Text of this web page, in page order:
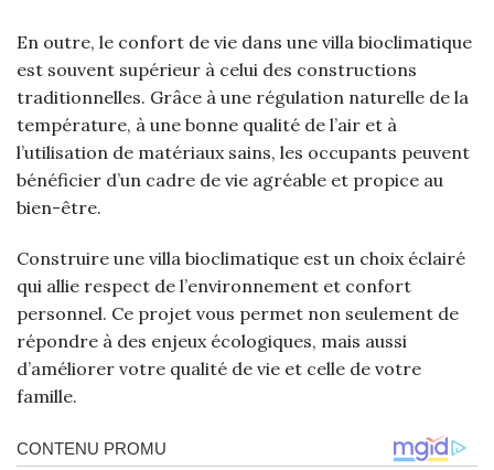
En outre, le confort de vie dans une villa bioclimatique
est souvent supérieur à celui des constructions
traditionnelles. Grâce à une régulation naturelle de la
température, à une bonne qualité de l’air et à
l’utilisation de matériaux sains, les occupants peuvent
bénéficier d’un cadre de vie agréable et propice au
bien-être.
Construire une villa bioclimatique est un choix éclairé
qui allie respect de l’environnement et confort
personnel. Ce projet vous permet non seulement de
répondre à des enjeux écologiques, mais aussi
d’améliorer votre qualité de vie et celle de votre
famille.